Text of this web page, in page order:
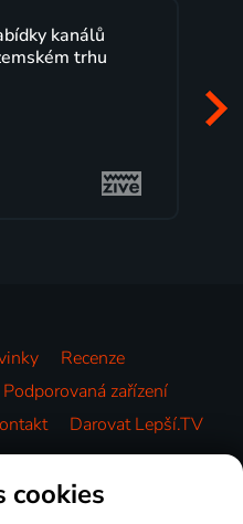
kanálů
trhu
Recenze
Podporovaná zařízení
Darovat Lepší.TV
cookies